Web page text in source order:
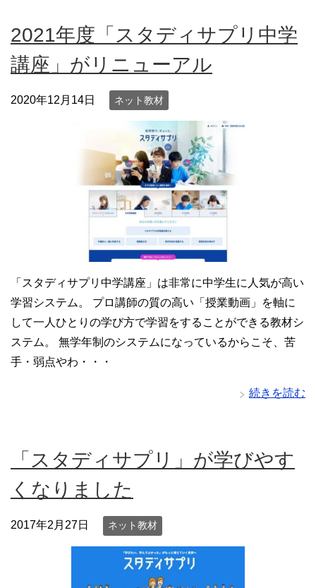
2021年度「スタディサプリ中学
講座」がリニューアル
2020年12月14日 ネット教材
「スタディサプリ中学講座」は非常に中学生に人気が高い
学習システム。 プロ講師の質の高い「授業動画」を軸に
して一人ひとりの学び方で学習をすることができる教材シ
ステム。 無学年制のシステムになっているからこそ、苦
手・弱点やわ・・・
続きを読む
「スタディサプリ」が学びやす
くなりました
2017年2月27日 ネット教材